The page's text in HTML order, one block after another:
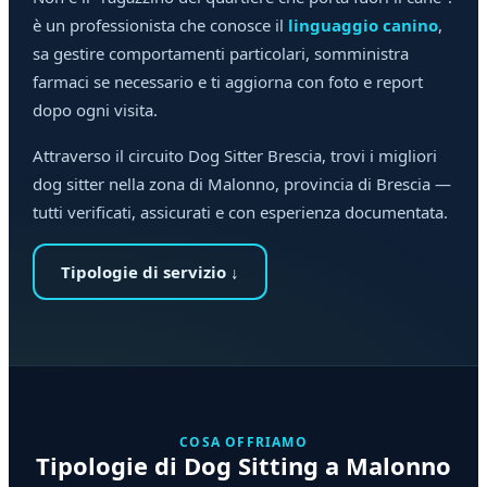
è un professionista che conosce il linguaggio canino,
sa gestire comportamenti particolari, somministra
farmaci se necessario e ti aggiorna con foto e report
dopo ogni visita.
Attraverso il circuito Dog Sitter Brescia, trovi i migliori
dog sitter nella zona di Malonno, provincia di Brescia —
tutti verificati, assicurati e con esperienza documentata.
Tipologie di servizio ↓
COSA OFFRIAMO
Tipologie di Dog Sitting a Malonno